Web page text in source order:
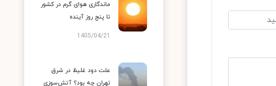
ماندگاری هوای گرم در کشور
تا پنج روز آینده
1405/04/21
علت دود غلیظ در شرق
تهران چه بود؟ آتش‌سوزی